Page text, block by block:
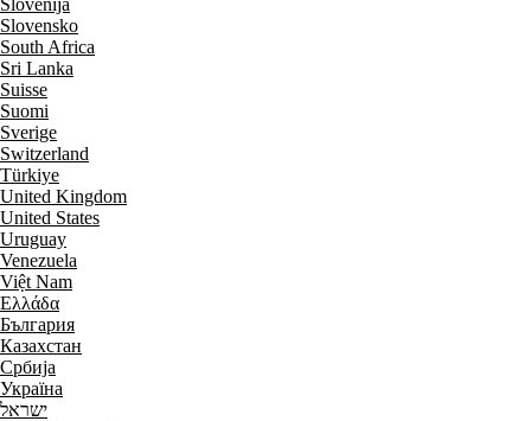
Slovenija
Slovensko
South Africa
Sri Lanka
Suisse
Suomi
Sverige
Switzerland
Türkiye
United Kingdom
United States
Uruguay
Venezuela
Việt Nam
Ελλάδα
България
Казахстан
Србија
Україна
ישראל